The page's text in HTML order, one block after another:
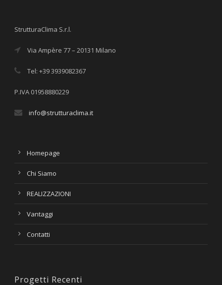
StrutturaClima S.r.l.
Via Ampère 77 – 20131 Milano
Tel: +39 3939082367
P.IVA 01958880229
info@strutturaclima.it
Homepage
Chi Siamo
REALIZZAZIONI
Vantaggi
Contatti
Progetti Recenti